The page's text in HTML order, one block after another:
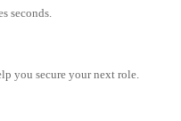
seconds.
you secure your next role.